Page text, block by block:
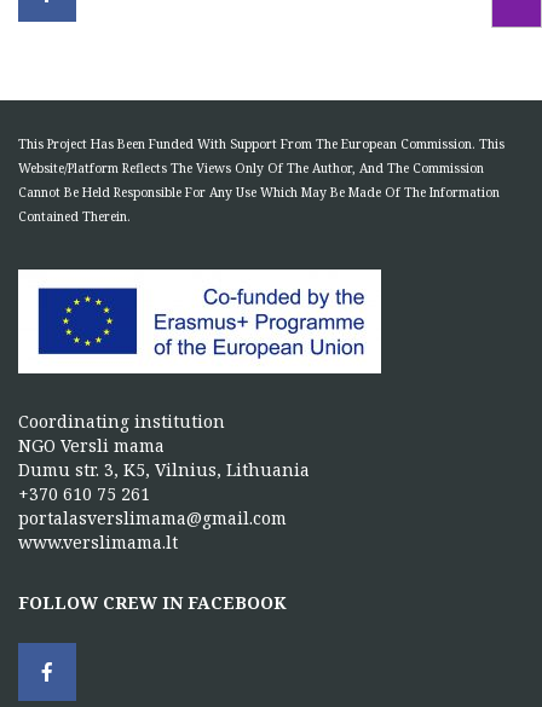
This Project Has Been Funded With Support From The European Commission. This
Website/Platform Reflects The Views Only Of The Author, And The Commission
Cannot Be Held Responsible For Any Use Which May Be Made Of The Information
Contained Therein.
Coordinating institution
NGO Versli mama
Dumu str. 3, K5, Vilnius, Lithuania
+370 610 75 261
portalasverslimama@gmail.com
www.verslimama.lt
FOLLOW CREW IN FACEBOOK